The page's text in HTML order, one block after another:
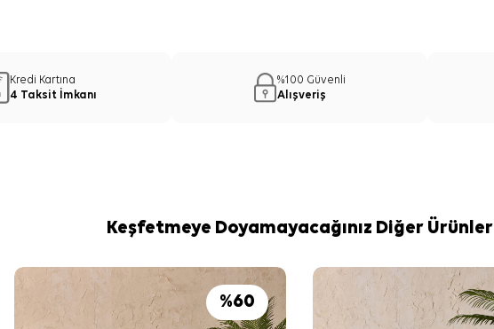
Kredi Kartına
4 Taksit İmkanı
%100 Güvenli
Alışveriş
Keşfetmeye Doyamayacağınız Diğer Ürünler
%60